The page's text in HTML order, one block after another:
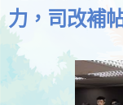
力，司改補